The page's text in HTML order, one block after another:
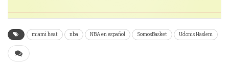
miami heat nba NBA en español SomosBasket Udonis Haslem